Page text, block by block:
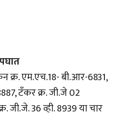
क्र. एम.एच.18- बी.आर-6831,
टँकर क्र. जी.जे 02
जी.जे. 36 व्ही. 8939 या चार